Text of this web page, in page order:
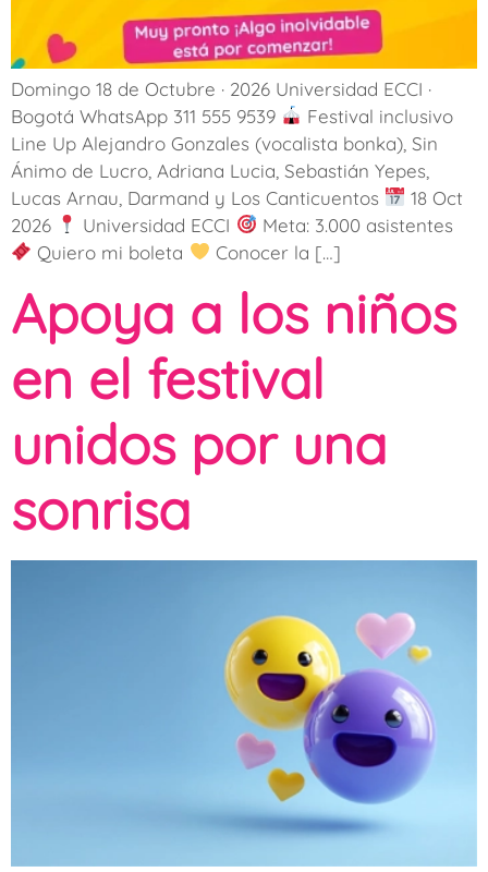
Domingo 18 de Octubre · 2026 Universidad ECCI ·
Bogotá WhatsApp 311 555 9539
Festival inclusivo
Line Up Alejandro Gonzales (vocalista bonka), Sin
Ánimo de Lucro, Adriana Lucia, Sebastián Yepes,
Lucas Arnau, Darmand y Los Canticuentos
18 Oct
2026
Universidad ECCI
Meta: 3.000 asistentes
Quiero mi boleta
Conocer la […]
Apoya a los niños
en el festival
unidos por una
sonrisa